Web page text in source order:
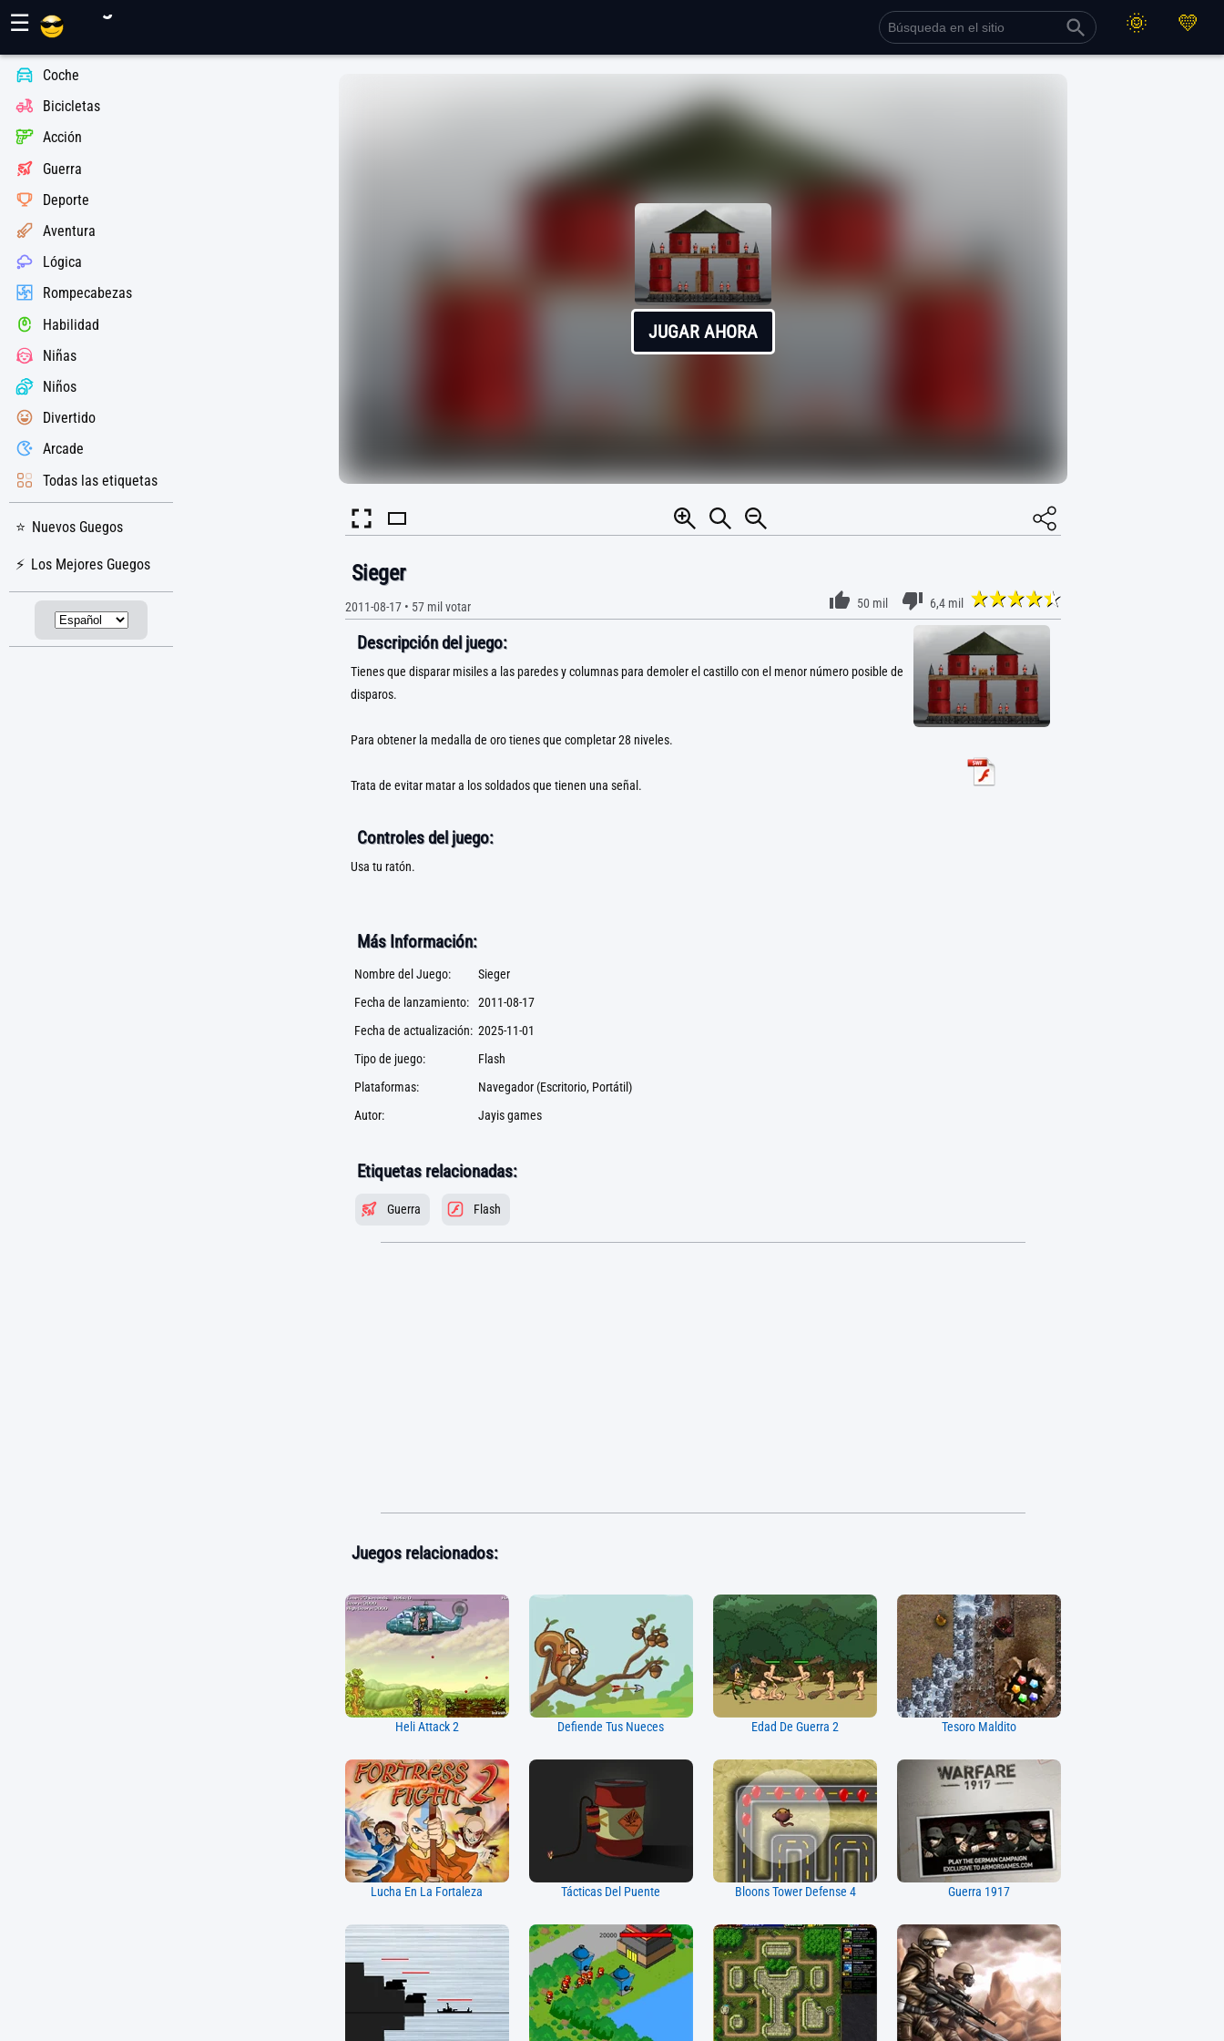
☰
Coche
Bicicletas
Acción
Guerra
Deporte
Aventura
Lógica
Rompecabezas
Habilidad
Niñas
Niños
Divertido
Arcade
Todas las etiquetas
Nuevos Guegos
Los Mejores Guegos
JUGAR AHORA
Sieger
2011-08-17• 57 mil votar 50 mil 6,4 mil
Descripción del juego:
Tienes que disparar misiles a las paredes y columnas para demoler el castillo con el menor número posible de
disparos.
Para obtener la medalla de oro tienes que completar 28 niveles.
Trata de evitar matar a los soldados que tienen una señal.
Controles del juego:
Usa tu ratón.
Más Información:
Nombre del Juego:
Sieger
Fecha de lanzamiento:
2011-08-17
Fecha de actualización: 2025-11-01
Tipo de juego:
Flash
Plataformas:
Navegador (Escritorio, Portátil)
Autor:
Jayis games
Etiquetas relacionadas:
Guerra Flash
Juegos relacionados:
Heli Attack 2 Defiende Tus Nueces Edad De Guerra 2 Tesoro Maldito
Lucha En La Fortaleza Tácticas Del Puente Bloons Tower Defense 4 Guerra 1917